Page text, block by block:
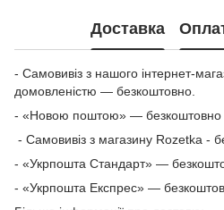
Доставка
- Самовивіз з нашого інтернет-
домовленістю — безкоштовно.
- «Новою поштою» — безкоштовно
- Самовивіз з магазину Rozetka -
- «Укрпошта Стандарт» —
- «Укрпошта Експрес» —